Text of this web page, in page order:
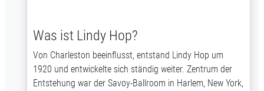
Was ist Lindy Hop?
Von Charleston beeinflusst, entstand Lindy Hop um
1920 und entwickelte sich ständig weiter. Zentrum der
Entstehung war der Savoy-Ballroom in Harlem, New York,